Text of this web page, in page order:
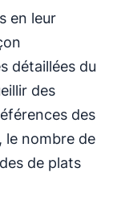
en leur
détaillées du
des
des
le nombre de
de plats